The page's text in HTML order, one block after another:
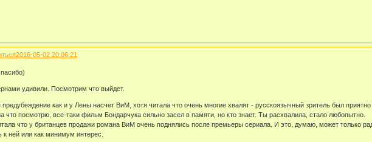
2016-05-02 20:06:21
удивили. Посмотрим что выйдет.
как и у Лены насчет ВиМ, хотя читала что очень многие хвалят - русскоязычный зритель был
что посмотрю, все-таки фильм Бондарчука сильно засел в памяти, но кто знает. Ты расхвалила, стало любопытно.
что у британцев продажи романа ВиМ очень поднялись после премьеры сериала. И это, думаю, может только
к ней или как минимум интерес.